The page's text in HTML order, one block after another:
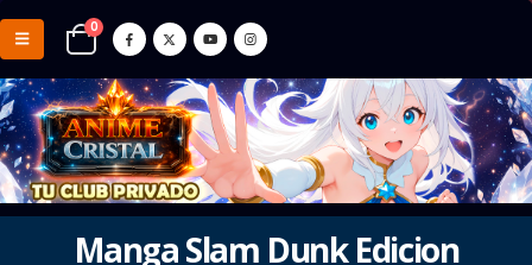
0
Manga Slam Dunk Edicion